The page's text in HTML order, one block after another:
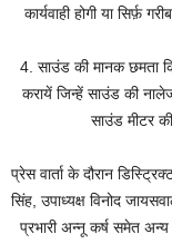
कार्यवाही होगी या सिर्फ़
4. साउंड की मानक छमता
करायें जिन्हें साउंड की
साउंड मीटर
प्रेस वार्ता के दौरान
सिंह, उपाध्यक्ष विनोद
प्रभारी अन्नू कर्ष समेत